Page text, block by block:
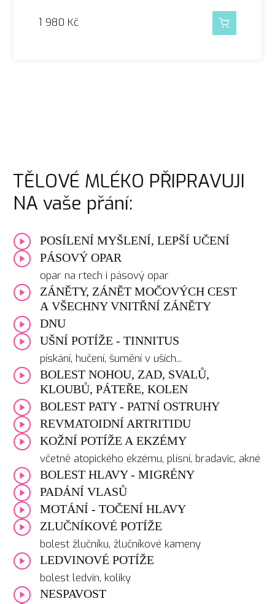
1 980 Kč
TĚLOVÉ MLÉKO PŘIPRAVUJI
NA vaše přání:
POSÍLENÍ MYŠLENÍ, LEPŠÍ UČENÍ
PÁSOVÝ OPAR
opar na rtech i pásový opar
ZÁNĚTY, ZÁNĚT MOČOVÝCH CEST
A VŠECHNY VNITŘNÍ ZÁNĚTY
DNU
UŠNÍ POTÍŽE - TINNITUS
pískání, hučení, šumění v uších...
BOLEST NOHOU, ZAD, SVALŮ,
KLOUBŮ, PÁTEŘE, KOLEN
BOLEST PATY - PATNÍ OSTRUHY
REVMATOIDNÍ ARTRITIDU
KOŽNÍ POTÍŽE A EKZÉMY
včetně atopického ekzému, plísní, bradavic, akné
BOLEST HLAVY - MIGRÉNY
PADÁNÍ VLASŮ
MOTÁNÍ - TOČENÍ HLAVY
ZLUČNÍKOVÉ POTÍŽE
bolest žlučníku, žlučníkové kameny
LEDVINOVÉ POTÍŽE
bolest ledvin, koliky
NESPAVOST